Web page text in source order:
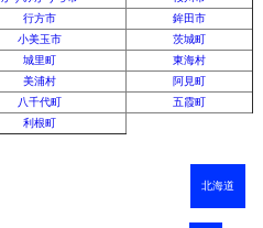
行方市
鉾田市
小美玉市
茨城町
城里町
東海村
美浦村
阿見町
八千代町
五霞町
利根町
北海道